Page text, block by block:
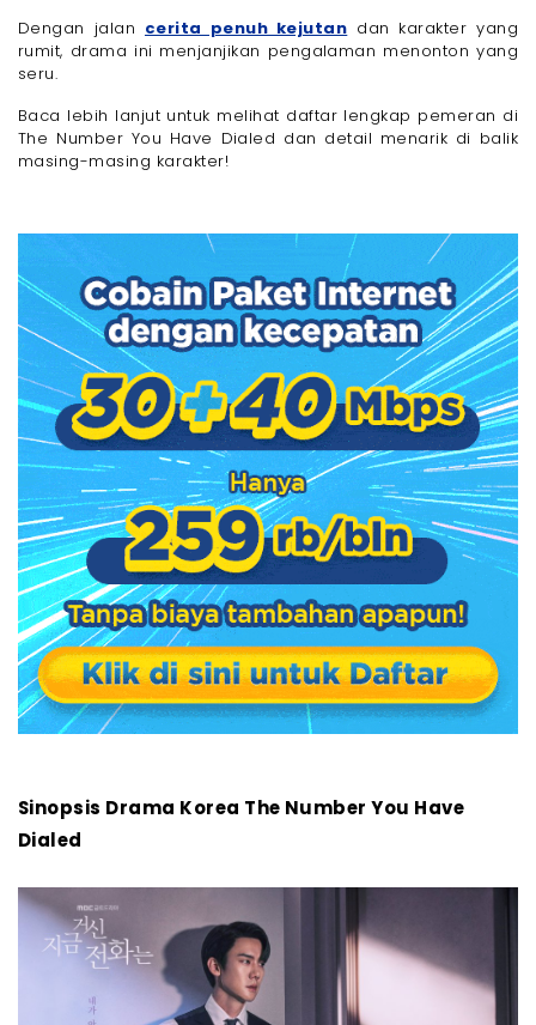
Dengan jalan cerita penuh kejutan dan karakter yang
rumit, drama ini menjanjikan pengalaman menonton yang
seru.
Baca lebih lanjut untuk melihat daftar lengkap pemeran di
The Number You Have Dialed dan detail menarik di balik
masing-masing karakter!
Sinopsis Drama Korea The Number You Have
Dialed